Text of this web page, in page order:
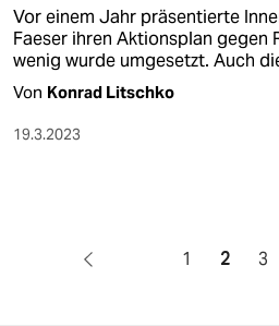
Vor einem Jahr präsentierte
Faeser ihren Aktionsplan gegen
wenig wurde umgesetzt. Auch
Von Konrad Litschko
19.3.2023
1 2 3